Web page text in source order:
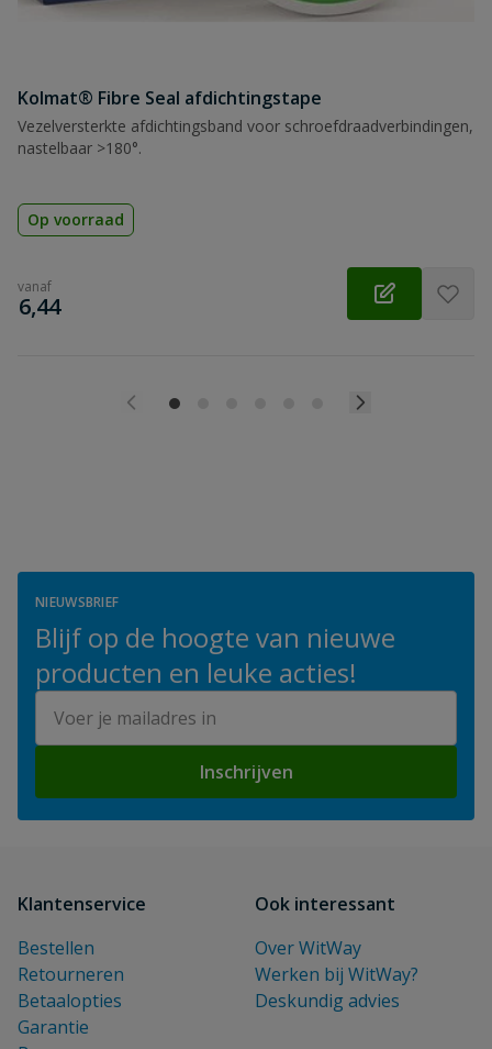
Kolmat® Fibre Seal afdichtingstape
Vezelversterkte afdichtingsband voor schroefdraadverbindingen,
nastelbaar >180°.
Op voorraad
vanaf
€
6,44
NIEUWSBRIEF
Blijf op de hoogte van nieuwe
producten en leuke acties!
Inschrijven
Klantenservice
Bestellen
Retourneren
Betaalopties
Garantie
Ook interessant
Over WitWay
Werken bij WitWay?
Deskundig advies